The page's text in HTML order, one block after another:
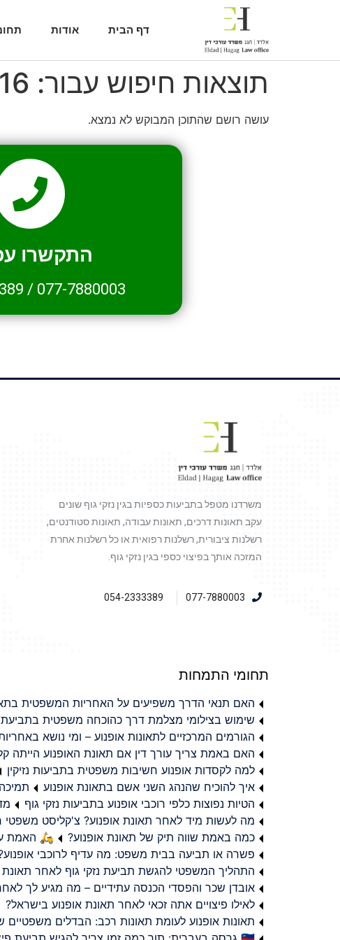
דף הבית אודות
תוצאות חיפוש עבור:
עושה רושם שהתוכן המבוקש לא נמצא.
התקשרו
077-7880003
/
משרדנו מטפל בתביעות כספיות בגין נזקי גוף שונים
עקב תאונות דרכים, תאונות עבודה, תאונות סטודנטים,
רשלנות ציבורית, רשלנות רפואית או כל רשלנות אחרת
המזכה אותך בפיצוי כספי בגין נזקי גוף.
077-7880003
054-2333389
תחומי התמחות
האם תנאי הדרך משפיעים על האחריות המשפטית
שימוש בצילומי מצלמת דרך כהוכחה משפטית בתביעת
הגורמים המרכזיים לתאונות אופנוע – ומי נושא
האם באמת צריך עורך דין אם תאונת האופנוע הייתה
למה לקסדות אופנוע חשיבות משפטית בתביעות נזיקין
איך להוכיח שהנהג השני אשם בתאונת אופנוע
הטיות נפוצות כלפי רוכבי אופנוע בתביעות נזקי גוף
מה לעשות מיד לאחר תאונת אופנוע? צ'קליסט משפטי
כמה באמת שווה תיק של תאונת אופנוע?
🛵 האמת על
פשרה או תביעה בבית משפט: מה עדיף לרוכבי
התהליך המשפטי להגשת תביעת נזקי גוף לאחר תאונת
אובדן שכר והפסדי הכנסה עתידיים – מה מגיע לך
לאילו פיצויים אתה זכאי לאחר תאונת אופנוע בישראל?
תאונות אופנוע לעומת תאונות רכב: הבדלים משפטיים